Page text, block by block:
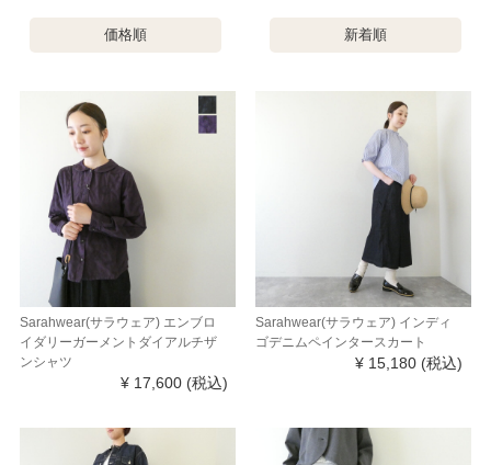
価格順 新着順
Sarahwear(サラウェア) エンブロ
イダリーガーメントダイアルチザ
ンシャツ
¥ 17,600 (税込)
Sarahwear(サラウェア) インディ
ゴデニムペインタースカート
¥ 15,180 (税込)